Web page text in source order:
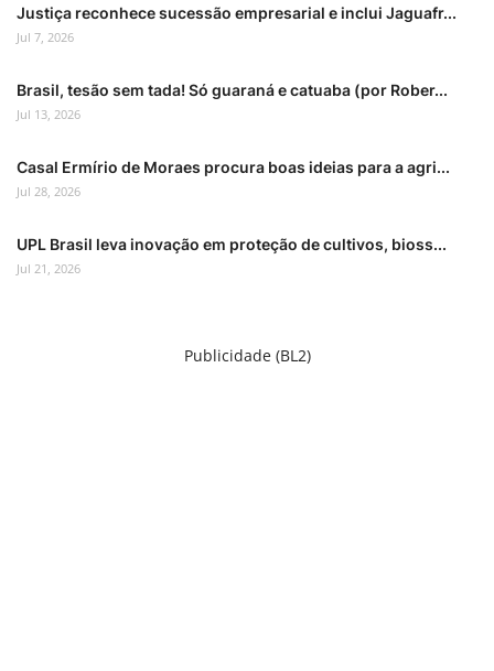
Justiça reconhece sucessão empresarial e inclui Jaguafr...
Jul 7, 2026
Brasil, tesão sem tada! Só guaraná e catuaba (por Rober...
Jul 13, 2026
Casal Ermírio de Moraes procura boas ideias para a agri...
Jul 28, 2026
UPL Brasil leva inovação em proteção de cultivos, bioss...
Jul 21, 2026
Publicidade (BL2)